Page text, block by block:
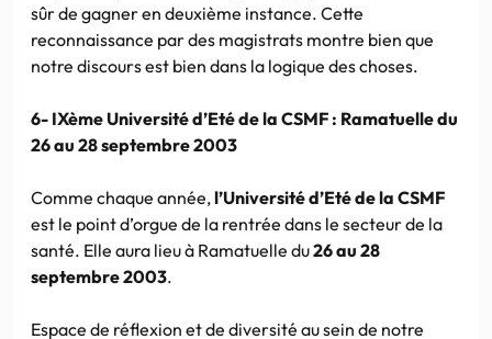
sûr de gagner en deuxième instance. Cette
reconnaissance par des magistrats montre bien que
notre discours est bien dans la logique des choses.
6- IXème Université d’Eté de la CSMF : Ramatuelle du
26 au 28 septembre 2003
Comme chaque année,l’Université d’Eté de la CSMF
est le point d’orgue de la rentrée dans le secteur de la
santé. Elle aura lieu à Ramatuelle du26 au 28
septembre 2003.
Espace de réflexion et de diversité au sein de notre